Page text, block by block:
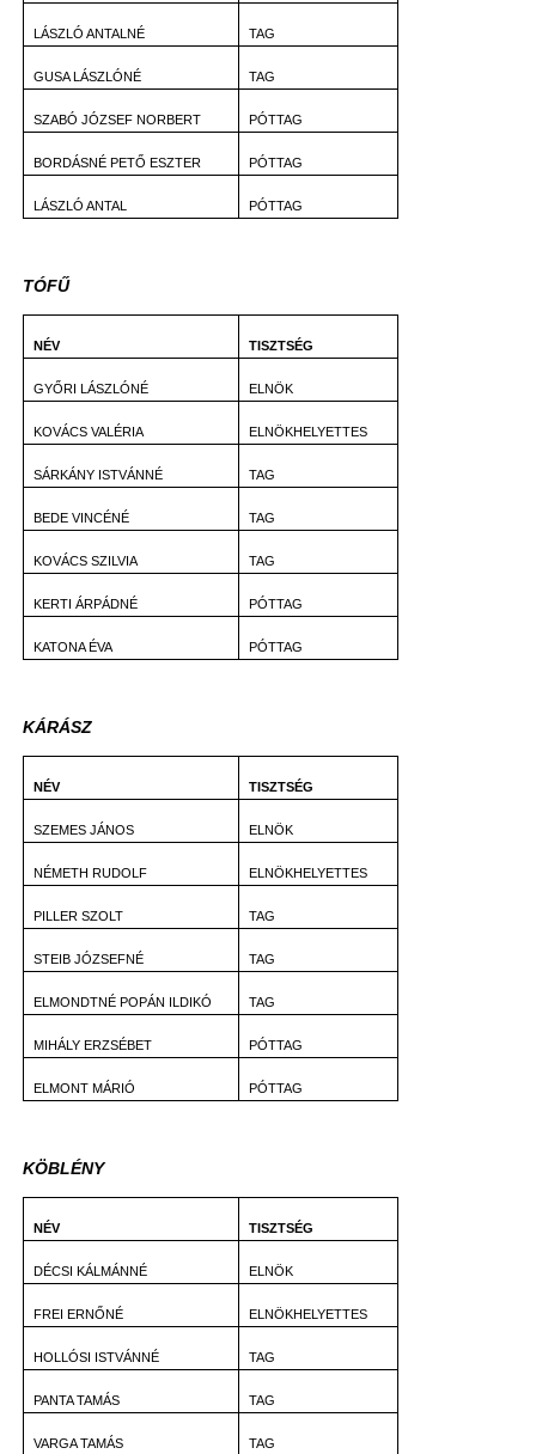
LÁSZLÓ ANTALNÉ TAG
GUSA LÁSZLÓNÉ TAG
SZABÓ JÓZSEF NORBERT PÓTTAG
BORDÁSNÉ PETŐ ESZTER PÓTTAG
LÁSZLÓ ANTAL PÓTTAG
TÓFŰ
NÉV TISZTSÉG
GYŐRI LÁSZLÓNÉ ELNÖK
KOVÁCS VALÉRIA ELNÖKHELYETTES
SÁRKÁNY ISTVÁNNÉ TAG
BEDE VINCÉNÉ TAG
KOVÁCS SZILVIA TAG
KERTI ÁRPÁDNÉ PÓTTAG
KATONA ÉVA PÓTTAG
KÁRÁSZ
NÉV TISZTSÉG
SZEMES JÁNOS ELNÖK
NÉMETH RUDOLF ELNÖKHELYETTES
PILLER SZOLT TAG
STEIB JÓZSEFNÉ TAG
ELMONDTNÉ POPÁN ILDIKÓ TAG
MIHÁLY ERZSÉBET PÓTTAG
ELMONT MÁRIÓ PÓTTAG
KÖBLÉNY
NÉV TISZTSÉG
DÉCSI KÁLMÁNNÉ ELNÖK
FREI ERNŐNÉ ELNÖKHELYETTES
HOLLÓSI ISTVÁNNÉ TAG
PANTA TAMÁS TAG
VARGA TAMÁS TAG